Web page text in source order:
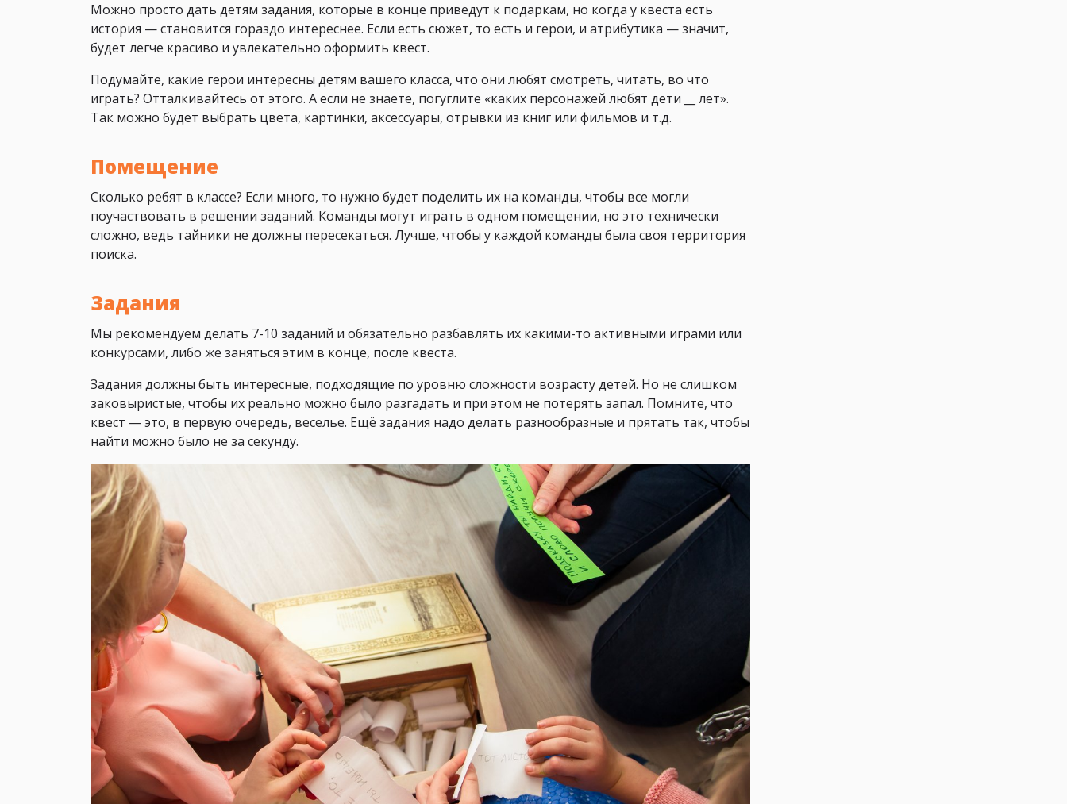
Можно просто дать детям задания, которые в конце приведут к подаркам, но когда у квеста есть
история — становится гораздо интереснее. Если есть сюжет, то есть и герои, и атрибутика — значит,
будет легче красиво и увлекательно оформить квест.
Подумайте, какие герои интересны детям вашего класса, что они любят смотреть, читать, во что
играть? Отталкивайтесь от этого. А если не знаете, погуглите «каких персонажей любят дети __ лет».
Так можно будет выбрать цвета, картинки, аксессуары, отрывки из книг или фильмов и т.д.
Помещение
Сколько ребят в классе? Если много, то нужно будет поделить их на команды, чтобы все могли
поучаствовать в решении заданий. Команды могут играть в одном помещении, но это технически
сложно, ведь тайники не должны пересекаться. Лучше, чтобы у каждой команды была своя территория
поиска.
Задания
Мы рекомендуем делать 7-10 заданий и обязательно разбавлять их какими-то активными играми или
конкурсами, либо же заняться этим в конце, после квеста.
Задания должны быть интересные, подходящие по уровню сложности возрасту детей. Но не слишком
заковыристые, чтобы их реально можно было разгадать и при этом не потерять запал. Помните, что
квест — это, в первую очередь, веселье. Ещё задания надо делать разнообразные и прятать так, чтобы
найти можно было не за секунду.